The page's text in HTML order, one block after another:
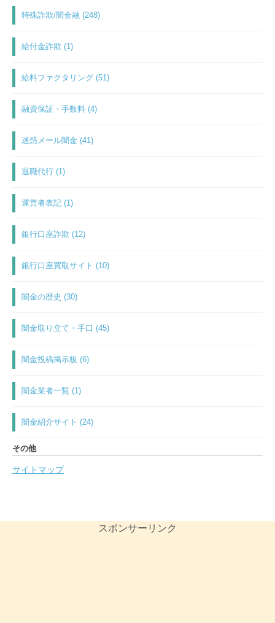
特殊詐欺/闇金融 (248)
給付金詐欺 (1)
給料ファクタリング (51)
融資保証・手数料 (4)
迷惑メール闇金 (41)
退職代行 (1)
運営者表記 (1)
銀行口座詐欺 (12)
銀行口座買取サイト (10)
闇金の歴史 (30)
闇金取り立て・手口 (45)
闇金投稿掲示板 (6)
闇金業者一覧 (1)
闇金紹介サイト (24)
その他
サイトマップ
スポンサーリンク